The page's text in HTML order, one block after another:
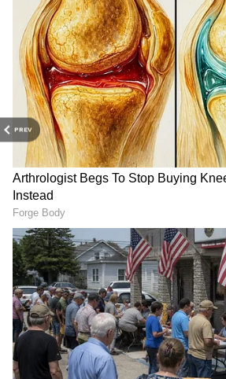
PREV
తమిళనాడు బడ్జెట్ విజయ్
ఆసక్తికర కేటాయింపులు | Tamil
Nadu CM Vijay Mega Budget
2026
వెనకా,
మధ్యలో
రైలు.
డ్రగ్స్ రహిత సమాజం కోసం మోదీ
మాస్టర్ ప్లాన్ | Nasha Mukt
Yuva for Viksit Bharat
కిసాన్